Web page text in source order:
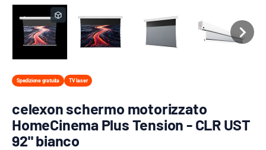
Spedizione gratuita TV laser
celexon schermo motorizzato
HomeCinema Plus Tension - CLR UST
92" bianco